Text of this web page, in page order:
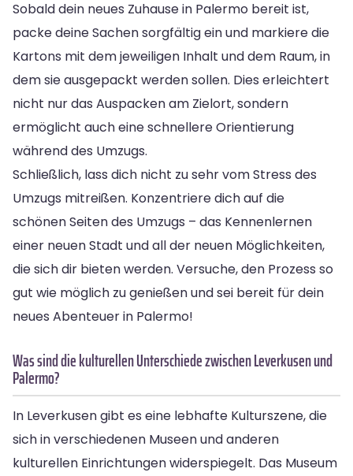
Sobald dein neues Zuhause in Palermo bereit ist,
packe deine Sachen sorgfältig ein und markiere die
Kartons mit dem jeweiligen Inhalt und dem Raum, in
dem sie ausgepackt werden sollen. Dies erleichtert
nicht nur das Auspacken am Zielort, sondern
ermöglicht auch eine schnellere Orientierung
während des Umzugs.
Schließlich, lass dich nicht zu sehr vom Stress des
Umzugs mitreißen. Konzentriere dich auf die
schönen Seiten des Umzugs – das Kennenlernen
einer neuen Stadt und all der neuen Möglichkeiten,
die sich dir bieten werden. Versuche, den Prozess so
gut wie möglich zu genießen und sei bereit für dein
neues Abenteuer in Palermo!
Was sind die kulturellen Unterschiede zwischen Leverkusen und
Palermo?
In Leverkusen gibt es eine lebhafte Kulturszene, die
sich in verschiedenen Museen und anderen
kulturellen Einrichtungen widerspiegelt. Das Museum